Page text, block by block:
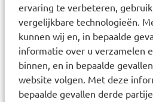
ervaring te verbeteren,
vergelijkbare technologieën.
kunnen wij en, in bepaalde
informatie over u verzamelen
binnen, en in bepaalde
website volgen. Met deze
bepaalde gevallen derde
HYDROXIDE,
PYROPHOSPHATE, AROMA,
OLEFIN SULFONATE,
MONOFLUOROPHOSPHATE
XANTHAN GUM, PVP,
SODIUM BENZOATE,